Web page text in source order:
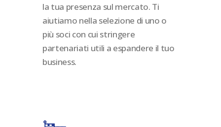
la tua presenza sul mercato. Ti
aiutiamo nella selezione di uno o
più soci con cui stringere
partenariati utili a espandere il tuo
business.